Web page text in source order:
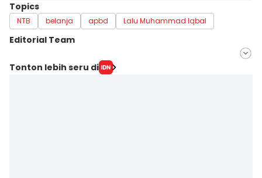
Topics
NTB belanja apbd Lalu Muhammad Iqbal
Editorial Team
Editor
Tonton lebih seru di